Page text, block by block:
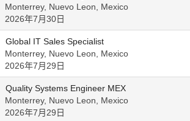
Monterrey, Nuevo Leon, Mexico
2026年7月30日
Global IT Sales Specialist
Monterrey, Nuevo Leon, Mexico
2026年7月29日
Quality Systems Engineer MEX
Monterrey, Nuevo Leon, Mexico
2026年7月29日